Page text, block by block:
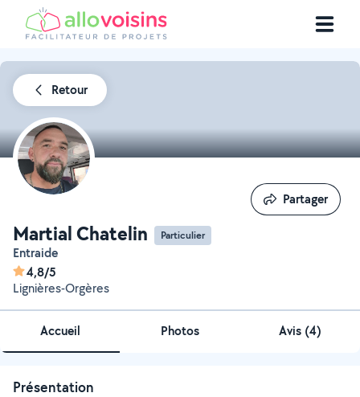
Retour
Martial Chatelin Particulier
Entraide
4,8/5
Lignières-Orgères
Partager
Partager
Accueil Photos Avis (4)
Présentation